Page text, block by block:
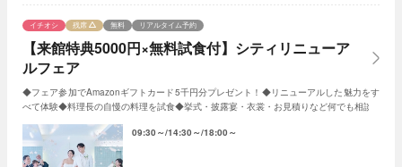
【来館特典5000円×無料試食付】シティリニューア
ルフェア
イチオシ 残席 無料 リアルタイム予約
◆フェア参加でAmazonギフトカード5千円分プレゼント！◆リニューアルした魅力をす
べて体験◆料理長の自慢の料理を試食◆挙式・披露宴・衣裳・お見積りなど何でも相談
09:30～ 14:30～ 18:00～